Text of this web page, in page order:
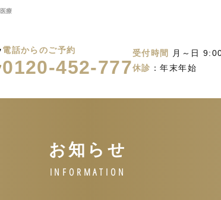
療
電話からのご予約
0120-452-777
受付時間
月～日
休診 ：年末年始